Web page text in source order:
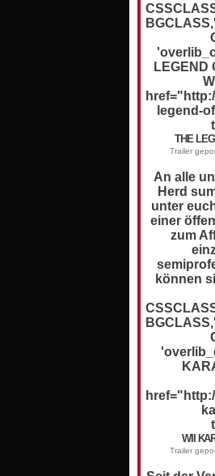
LEGEND
legend-
THE
Trailer
An alle
Herd
unter
einer
zum
können
WII
Trailer